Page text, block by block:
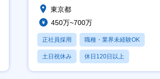
東京都
450万~700万
正社員採用 職種・業界未経験OK
土日祝休み 休日120日以上
産休・育休あり